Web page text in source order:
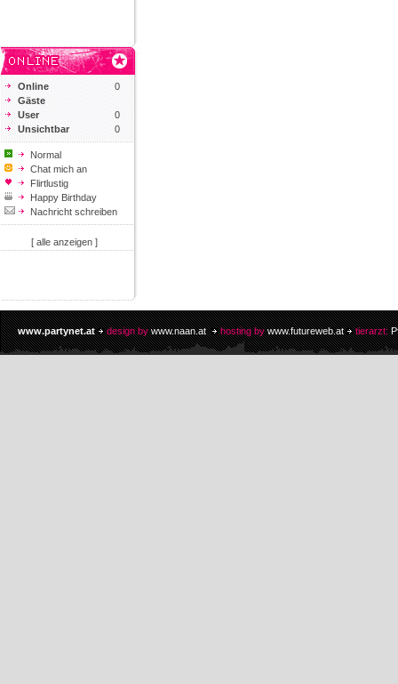
Online
0
Gäste
User
0
Unsichtbar
0
Normal
Chat mich an
Flirtlustig
Happy Birthday
Nachricht schreiben
[ alle anzeigen ]
www.partynet.at design by www.naan.at hosting by www.futureweb.at tierarzt: